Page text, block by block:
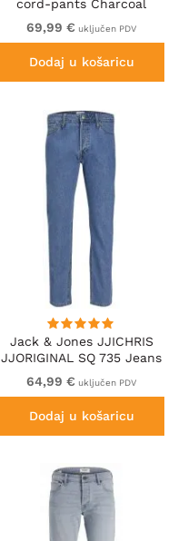
cord-pants Charcoal
69,99 € uključen PDV
Dodaj u košaricu
Jack & Jones JJICHRIS
JJORIGINAL SQ 735 Jeans
Blue Denim
64,99 € uključen PDV
Dodaj u košaricu